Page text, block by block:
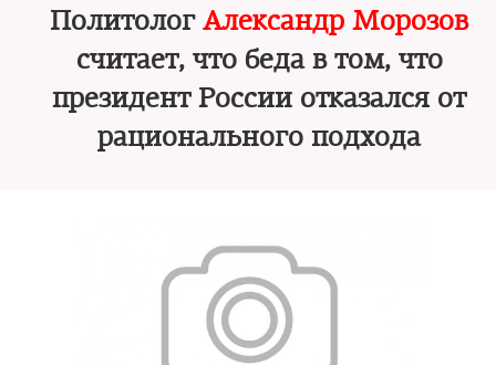
Политолог Александр Морозов
считает, что беда в том, что
президент России отказался от
рационального подхода